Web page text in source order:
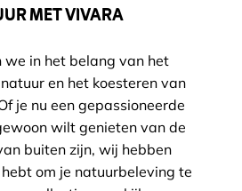
MET VIVARA
we in het belang van het
en het koesteren van
je nu een gepassioneerde
wilt genieten van de
buiten zijn, wij hebben
om je natuurbeleving te